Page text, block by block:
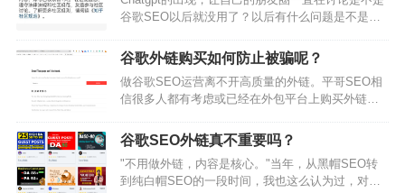
谷歌SEO以后就没用了？以后有什么问题是不是直
ChatGPT，根据自己实际的操作来客观的分析
ChatGPT为什么不可以全完替代SEO？以及如何使
用ChatGPT来更好的提高Google SEO的效率，并降
低整体成本。当然仅仅只是靠着一个Chatgpt并不能
把所有的SEO事情搞定，所以给大家提供了…
谷歌外链购买如何防止被骗呢？
做谷歌SEO运营离不开高质量的外链。平哥SEO相
信很多人都有考虑或已经在外包平台上购买外链。
和渠道。但不知道你们有没有发现，虽然给某个页
面做了很多外链，可工具却不一定能查到。这里面
原因很多，可能是工具抓取不到，外链没收录，或
是外链付款后还没被收录就删了。前两者还好，可
谷歌SEO外链真不重要吗？
"不用做外链，内容是核心。"当年，从黑帽SEO转
到纯白帽SEO的一段时间，我也这么认为过，对外